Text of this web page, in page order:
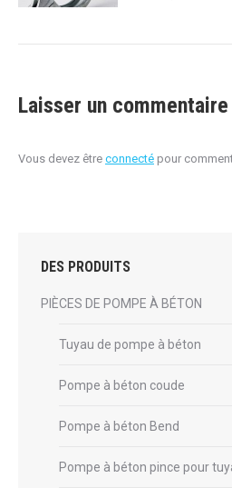
Laisser un commentaire
Vous devez être connecté pour
DES PRODUITS
PIÈCES DE POMPE À BÉTON
Tuyau de pompe à béton
Pompe à béton coude
Pompe à béton Bend
Pompe à béton pince pour